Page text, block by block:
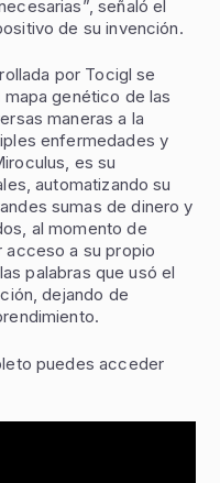
señaló el
de su invención.
por Tocigl se
genético de las
maneras a la
enfermedades y
es su
automatizando su
sumas de dinero y
al momento de
acceso a su propio
palabras que usó el
dejando de
puedes acceder